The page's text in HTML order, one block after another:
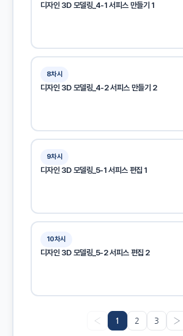
디자인 3D 모델링_4-1 서피스 만들기 1
8차시
디자인 3D 모델링_4-2 서피스 만들기 2
9차시
디자인 3D 모델링_5-1 서피스 편집 1
10차시
디자인 3D 모델링_5-2 서피스 편집 2
‹ 1 2 3 ›